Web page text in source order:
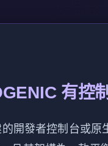
有控
開發者控制台或原